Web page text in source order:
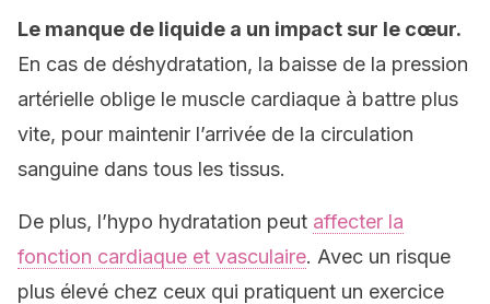
Le manque de liquide a un impact sur le cœur.
En cas de déshydratation, la baisse de la pression
artérielle oblige le muscle cardiaque à battre plus
vite, pour maintenir l’arrivée de la circulation
sanguine dans tous les tissus.
De plus, l’hypo hydratation peut affecter la
fonction cardiaque et vasculaire. Avec un risque
plus élevé chez ceux qui pratiquent un exercice